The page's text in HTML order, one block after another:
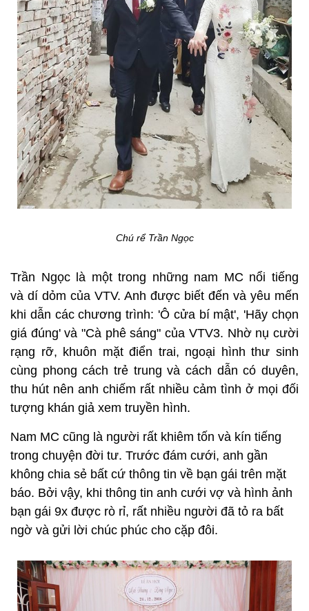
Chú rể Trần Ngọc
Trần Ngọc là một trong những nam MC nổi tiếng
và dí dỏm của VTV. Anh được biết đến và yêu mến
khi dẫn các chương trình: 'Ô cửa bí mật', 'Hãy chọn
giá đúng' và "Cà phê sáng" của VTV3. Nhờ nụ cười
rạng rỡ, khuôn mặt điển trai, ngoại hình thư sinh
cùng phong cách trẻ trung và cách dẫn có duyên,
thu hút nên anh chiếm rất nhiều cảm tình ở mọi đối
tượng khán giả xem truyền hình.
Nam MC cũng là người rất khiêm tốn và kín tiếng
trong chuyện đời tư. Trước đám cưới, anh gần
không chia sẻ bất cứ thông tin về bạn gái trên mặt
báo. Bởi vậy, khi thông tin anh cưới vợ và hình ảnh
bạn gái 9x được rò rỉ, rất nhiều người đã tỏ ra bất
ngờ và gửi lời chúc phúc cho cặp đôi.